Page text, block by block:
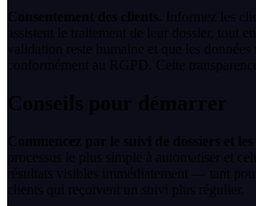
Consentement des clients. Informez les
assistent le traitement de leur dossier, tout
validation reste humaine et que les données
conformément au RGPD. Cette
Conseils pour démarrer
Commencez par le suivi de dossiers et les
processus le plus simple à automatiser et
résultats visibles immédiatement — tant
clients qui reçoivent un suivi plus régulier.